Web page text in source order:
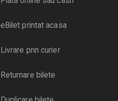
eBilet printat acasa
Livrare prin curier
Returnare bilete